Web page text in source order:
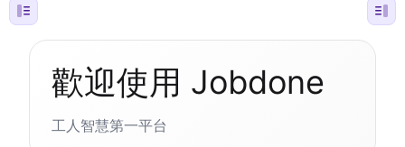
歡迎使用 Jobdone
工人智慧第一平台